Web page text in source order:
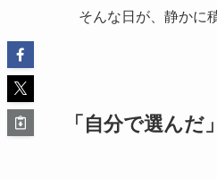
そんな日が、静かに
「自分で選ん